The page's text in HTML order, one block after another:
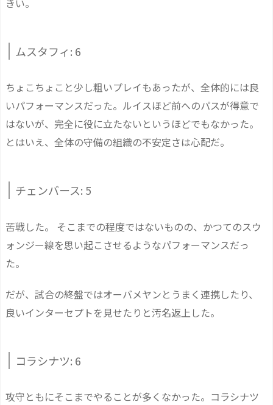
きい。
ムスタフィ: 6
ちょこちょこと少し粗いプレイもあったが、全体的には良
いパフォーマンスだった。ルイスほど前へのパスが得意で
はないが、完全に役に立たないというほどでもなかった。
とはいえ、全体の守備の組織の不安定さは心配だ。
チェンバース: 5
苦戦した。 そこまでの程度ではないものの、かつてのスウ
ォンジー線を思い起こさせるようなパフォーマンスだっ
た。
だが、試合の終盤ではオーバメヤンとうまく連携したり、
良いインターセプトを見せたりと汚名返上した。
コラシナツ: 6
攻守ともにそこまでやることが多くなかった。コラシナツ